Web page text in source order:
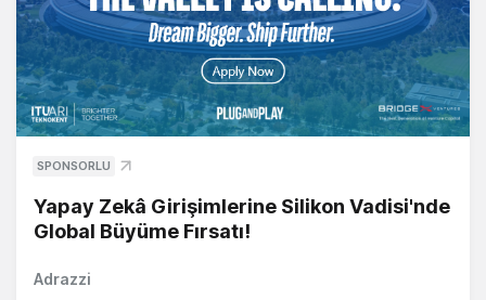
SPONSORLU
Yapay Zekâ Girişimlerine Silikon Vadisi'nde
Global Büyüme Fırsatı!
Adrazzi